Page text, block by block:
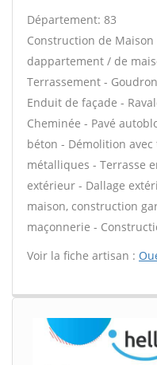
Département: 83
Construction de
dappartement / de
Terrassement -
Enduit de façade -
Cheminée - Pavé
béton - Démolition
métalliques - Terrasse
extérieur - Dallage
maison, construction
maçonnerie -
Voir la fiche artisan :